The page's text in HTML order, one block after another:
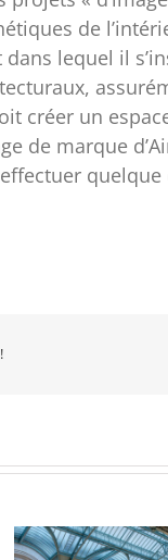
de
lequel il
créer un
de marque